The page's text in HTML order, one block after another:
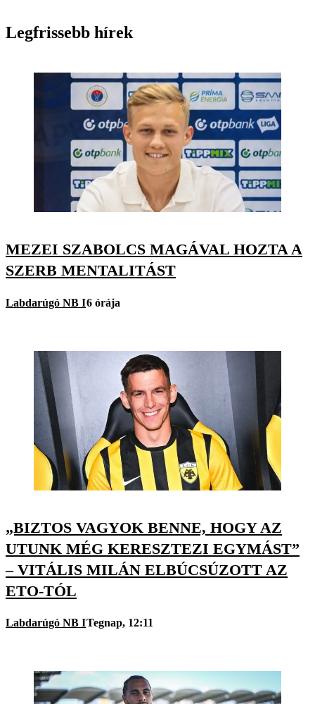
Legfrissebb hírek
MEZEI SZABOLCS MAGÁVAL HOZTA A
SZERB MENTALITÁST
Labdarúgó NB I6 órája
„BIZTOS VAGYOK BENNE, HOGY AZ
UTUNK MÉG KERESZTEZI EGYMÁST”
– VITÁLIS MILÁN ELBÚCSÚZOTT AZ
ETO-TÓL
Labdarúgó NB ITegnap, 12:11